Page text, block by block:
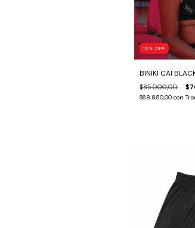
10 % OFF
BINIKI CAI
$85.000,00
$68.850,00 con